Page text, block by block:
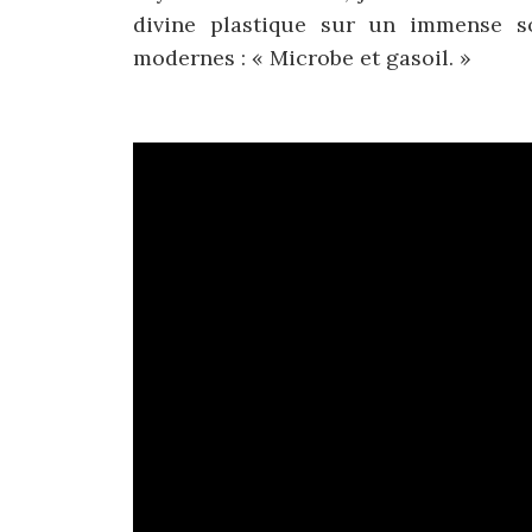
divine plastique sur un immense
modernes : « Microbe et gasoil. »